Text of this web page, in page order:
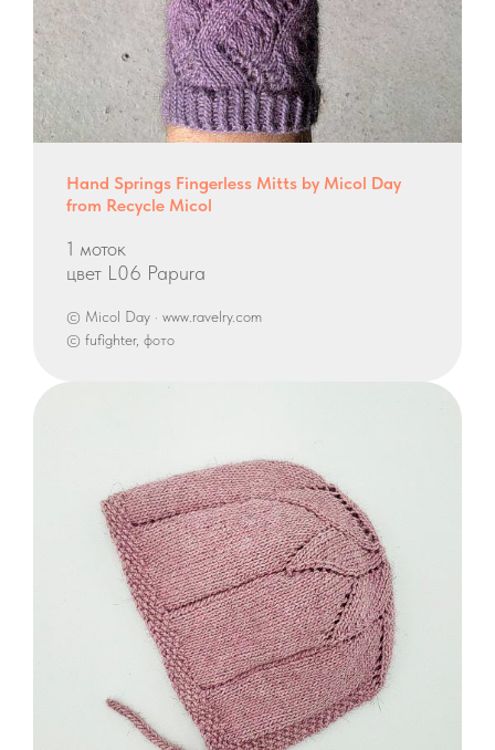
Hand Springs Fingerless Mitts by Micol Day
from Recycle Micol
1 моток
цвет L06 Papura
© Micol Day · www.ravelry.com
© fufighter, фото